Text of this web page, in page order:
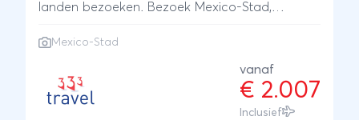
landen bezoeken. Bezoek Mexico-Stad,
aan het strand. Meer info?
Mexico-Stad
vanaf
€ 2.007
Inclusief